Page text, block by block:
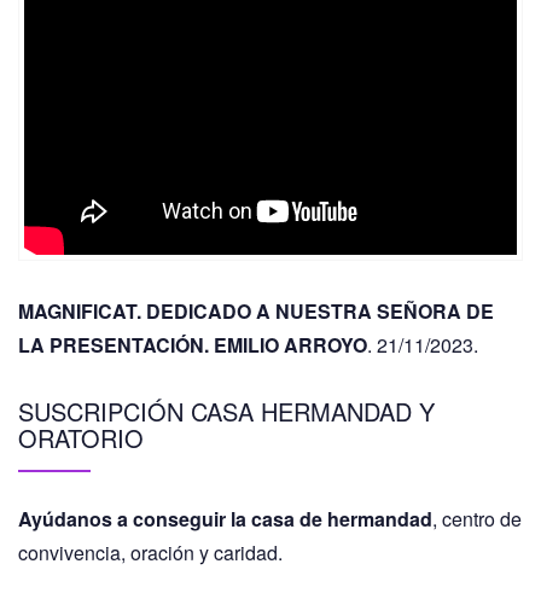
MAGNIFICAT. DEDICADO A NUESTRA SEÑORA DE
LA PRESENTACIÓN. EMILIO ARROYO. 21/11/2023.
SUSCRIPCIÓN CASA HERMANDAD Y
ORATORIO
Ayúdanos a conseguir la casa de hermandad, centro de
convivencia, oración y caridad.